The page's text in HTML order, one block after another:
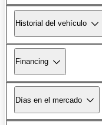
Historial del vehículo
Financing
Días en el mercado